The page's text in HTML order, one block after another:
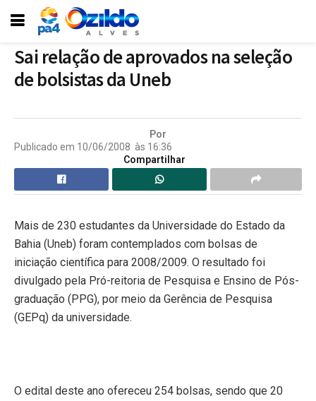
Sai relação de aprovados na seleção
de bolsistas da Uneb
Por
Publicado em 10/06/2008 às 16:36
Compartilhar
Mais de 230 estudantes da Universidade do Estado da
Bahia (Uneb) foram contemplados com bolsas de
iniciação científica para 2008/2009. O resultado foi
divulgado pela Pró-reitoria de Pesquisa e Ensino de Pós-
graduação (PPG), por meio da Gerência de Pesquisa
(GEPq) da universidade.
O edital deste ano ofereceu 254 bolsas, sendo que 20